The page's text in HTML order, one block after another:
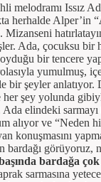
melodramı Issız
herhalde Alper’in “
Mizanseni
Ada, çocuksu bir
bir tencere
yumulmuş,
bir şeyler anlatıyor.
her şey yolunda
elindeki sarmayı
alıyor ve “Neden
konuşmasını
bardağı görüyoruz,
bardağa
sarmasına